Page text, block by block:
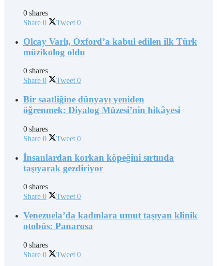
0 shares
Share 0 Tweet 0
Olcay Varlı, Oxford’a kabul edilen ilk Türk
müzikolog oldu
0 shares
Share 0 Tweet 0
Bir saatliğine dünyayı yeniden
öğrenmek: Diyalog Müzesi’nin hikâyesi
0 shares
Share 0 Tweet 0
İnsanlardan korkan köpeğini sırtında
taşıyarak gezdiriyor
0 shares
Share 0 Tweet 0
Venezuela’da kadınlara umut taşıyan klinik
otobüs: Panarosa
0 shares
Share 0 Tweet 0